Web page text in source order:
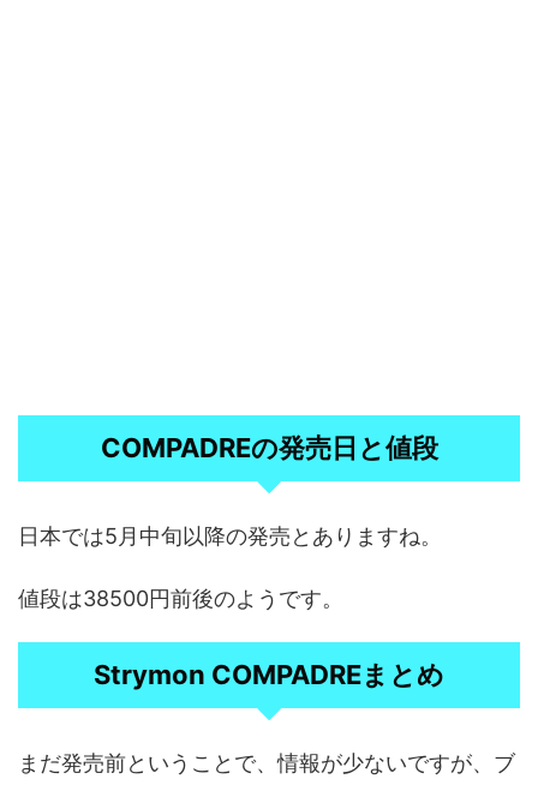
COMPADREの発売日と値段
日本では5月中旬以降の発売とありますね。
値段は38500円前後のようです。
Strymon COMPADREまとめ
まだ発売前ということで、情報が少ないですが、ブ